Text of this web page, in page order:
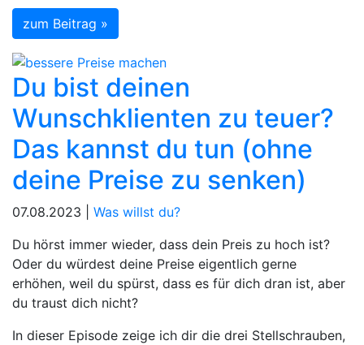
zum Beitrag »
Du bist deinen
Wunschklienten zu teuer?
Das kannst du tun (ohne
deine Preise zu senken)
07.08.2023 | Was willst du?
Du hörst immer wieder, dass dein Preis zu hoch ist?
Oder du würdest deine Preise eigentlich gerne
erhöhen, weil du spürst, dass es für dich dran ist, aber
du traust dich nicht?
In dieser Episode zeige ich dir die drei Stellschrauben,